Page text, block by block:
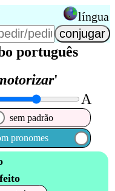
língua
português
'
A
sem padrão
pronomes